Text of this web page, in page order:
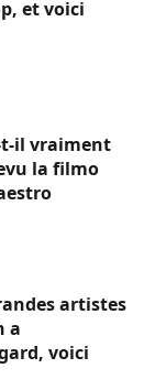
et voici
t-il vraiment
la filmo
artistes
a
voici